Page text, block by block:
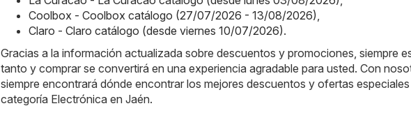
Coolbox - Coolbox catálogo (27/07/2026 - 13/08/2026)
Claro - Claro catálogo (desde viernes 10/07/2026).
Gracias a la información actualizada sobre descuentos y promociones, siempre
tanto y comprar se convertirá en una experiencia agradable para usted. Con
siempre encontrará dónde encontrar los mejores descuentos y ofertas especiales
categoría Electrónica en Jaén.